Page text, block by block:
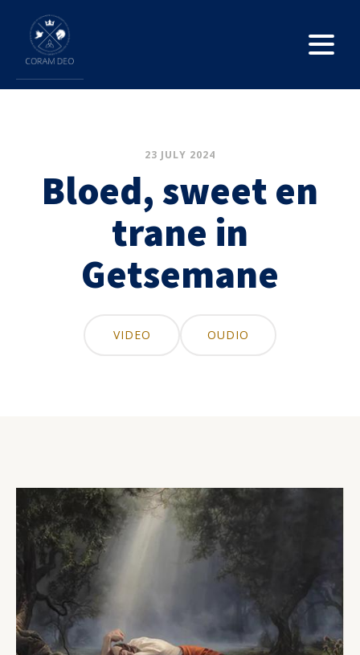
23 JULY 2024
Bloed, sweet en
trane in
Getsemane
VIDEO OUDIO